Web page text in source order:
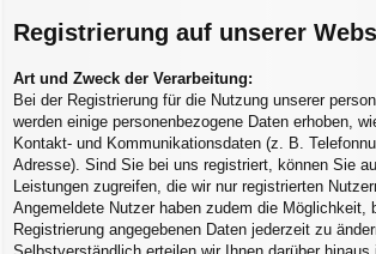
Registrierung auf unserer
Art und Zweck der Verarbeitung:
Bei der Registrierung für die Nutzung unserer
werden einige personenbezogene Daten erhoben,
Kontakt- und Kommunikationsdaten (z. B.
Adresse). Sind Sie bei uns registriert, können Sie
Leistungen zugreifen, die wir nur registrierten
Angemeldete Nutzer haben zudem die Möglichkeit,
Registrierung angegebenen Daten jederzeit zu